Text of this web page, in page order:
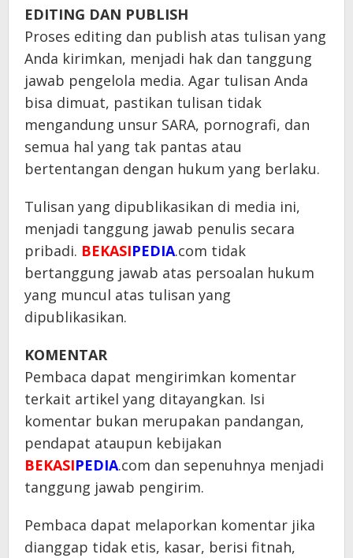
EDITING DAN PUBLISH
Proses editing dan publish atas tulisan yang
Anda kirimkan, menjadi hak dan tanggung
jawab pengelola media. Agar tulisan Anda
bisa dimuat, pastikan tulisan tidak
mengandung unsur SARA, pornografi, dan
semua hal yang tak pantas atau
bertentangan dengan hukum yang berlaku.
Tulisan yang dipublikasikan di media ini,
menjadi tanggung jawab penulis secara
pribadi. BEKASIPEDIA.com tidak
bertanggung jawab atas persoalan hukum
yang muncul atas tulisan yang
dipublikasikan.
KOMENTAR
Pembaca dapat mengirimkan komentar
terkait artikel yang ditayangkan. Isi
komentar bukan merupakan pandangan,
pendapat ataupun kebijakan
BEKASIPEDIA.com dan sepenuhnya menjadi
tanggung jawab pengirim.
Pembaca dapat melaporkan komentar jika
dianggap tidak etis, kasar, berisi fitnah,